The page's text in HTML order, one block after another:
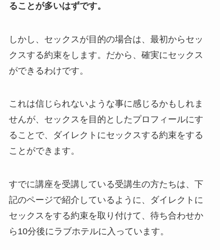
ることが多いはずです。
しかし、セックスが目的の場合は、最初からセッ
クスする約束をします。だから、確実にセックス
ができるわけです。
これは信じられないような事に感じるかもしれま
せんが、セックスを目的としたプロフィールにす
ることで、ダイレクトにセックスする約束をする
ことができます。
すでに講座を受講している受講生の方たちは、下
記のページで紹介しているように、ダイレクトに
セックスをする約束を取り付けて、待ち合わせか
ら10分後にラブホテルに入っています。